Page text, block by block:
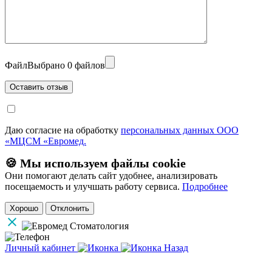
ФайлВыбрано 0 файлов
Даю согласие на обработку персональных данных ООО
«МЦСМ «Евромед.
🍪 Мы используем файлы cookie
Они помогают делать сайт удобнее, анализировать
посещаемость и улучшать работу сервиса. Подробнее
Хорошо Отклонить
Личный кабинет
Назад